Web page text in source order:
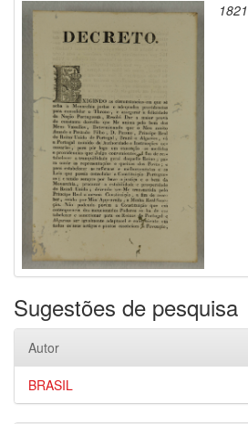
1821
Sugestões de pesquisa
Autor
BRASIL